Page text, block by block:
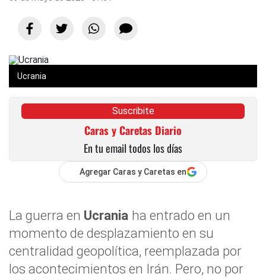
Ucrania
Suscribite
Caras y Caretas Diario
En tu email todos los días
Agregar Caras y Caretas en
La guerra en Ucrania ha entrado en un
momento de desplazamiento en su
centralidad geopolítica, reemplazada por
los acontecimientos en Irán. Pero, no por